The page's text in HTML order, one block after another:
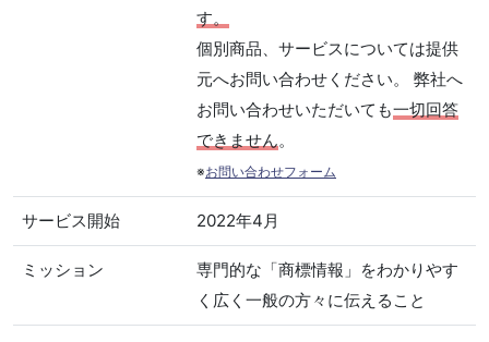
す。
個別商品、サービスについては提供
元へお問い合わせください。 弊社へ
お問い合わせいただいても一切回答
できません。
※お問い合わせフォーム
サービス開始 2022年4月
ミッション
専門的な「商標情報」をわかりやす
く広く一般の方々に伝えること